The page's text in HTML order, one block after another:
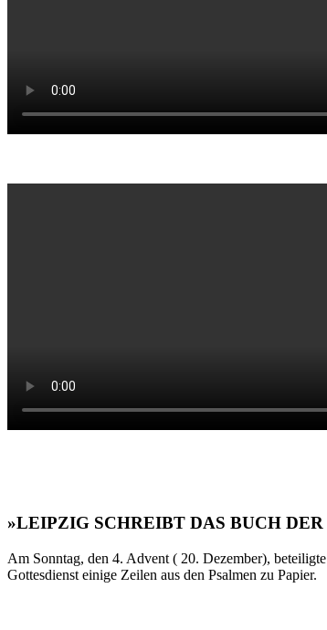
»LEIPZIG SCHREIBT DAS BUCH DER
Am Sonntag, den 4. Advent ( 20. Dezember),
Gottesdienst einige Zeilen aus den Psalmen zu Papier.